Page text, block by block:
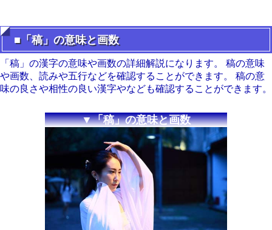
■「稿」の意味と画数
「稿」の漢字の意味や画数の詳細解説になります。 稿の意味
や画数、読みや五行などを確認することができます。 稿の意
味の良さや相性の良い漢字やなども確認することができます。
▼「稿」の意味と画数